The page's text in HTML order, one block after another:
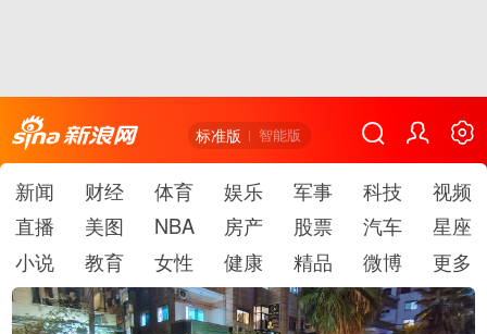
标准版 智能版
新闻 财经 体育 娱乐 军事 科技
视频
直播
美图 NBA 房产 股票 汽车
星座
小说
教育 女性 健康 精品 微博 更多